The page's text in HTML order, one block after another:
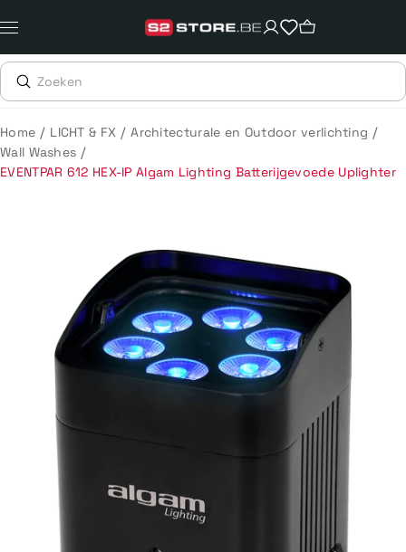
naar
content
Home / LICHT & FX / Architecturale en Outdoor verlichting /
Wall Washes /
EVENTPAR 612 HEX-IP Algam Lighting Batterijgevoede Uplighter